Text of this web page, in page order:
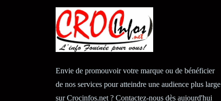
Envie de promouvoir votre marque ou de bénéficier
de nos services pour atteindre une audience plus large
sur Crocinfos.net ? Contactez-nous dès aujourd'hui